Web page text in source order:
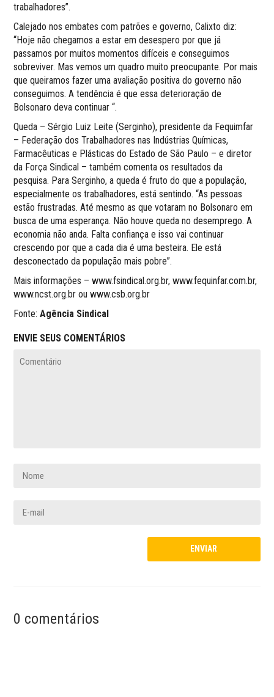
trabalhadores”.
Calejado nos embates com patrões e governo, Calixto diz:
“Hoje não chegamos a estar em desespero por que já
passamos por muitos momentos difíceis e conseguimos
sobreviver. Mas vemos um quadro muito preocupante. Por mais
que queiramos fazer uma avaliação positiva do governo não
conseguimos. A tendência é que essa deterioração de
Bolsonaro deva continuar “.
Queda – Sérgio Luiz Leite (Serginho), presidente da Fequimfar
– Federação dos Trabalhadores nas Indústrias Químicas,
Farmacêuticas e Plásticas do Estado de São Paulo – e diretor
da Força Sindical – também comenta os resultados da
pesquisa. Para Serginho, a queda é fruto do que a população,
especialmente os trabalhadores, está sentindo. “As pessoas
estão frustradas. Até mesmo as que votaram no Bolsonaro em
busca de uma esperança. Não houve queda no desemprego. A
economia não anda. Falta confiança e isso vai continuar
crescendo por que a cada dia é uma besteira. Ele está
desconectado da população mais pobre”.
Mais informações – www.fsindical.org.br, www.fequinfar.com.br,
www.ncst.org.br ou www.csb.org.br
Fonte:Agência Sindical
ENVIE SEUS COMENTÁRIOS
0 comentários